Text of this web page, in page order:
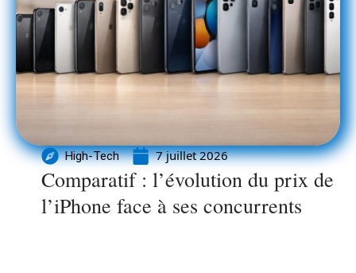
High-Tech 7 juillet 2026
Comparatif : l’évolution du prix de
l’iPhone face à ses concurrents